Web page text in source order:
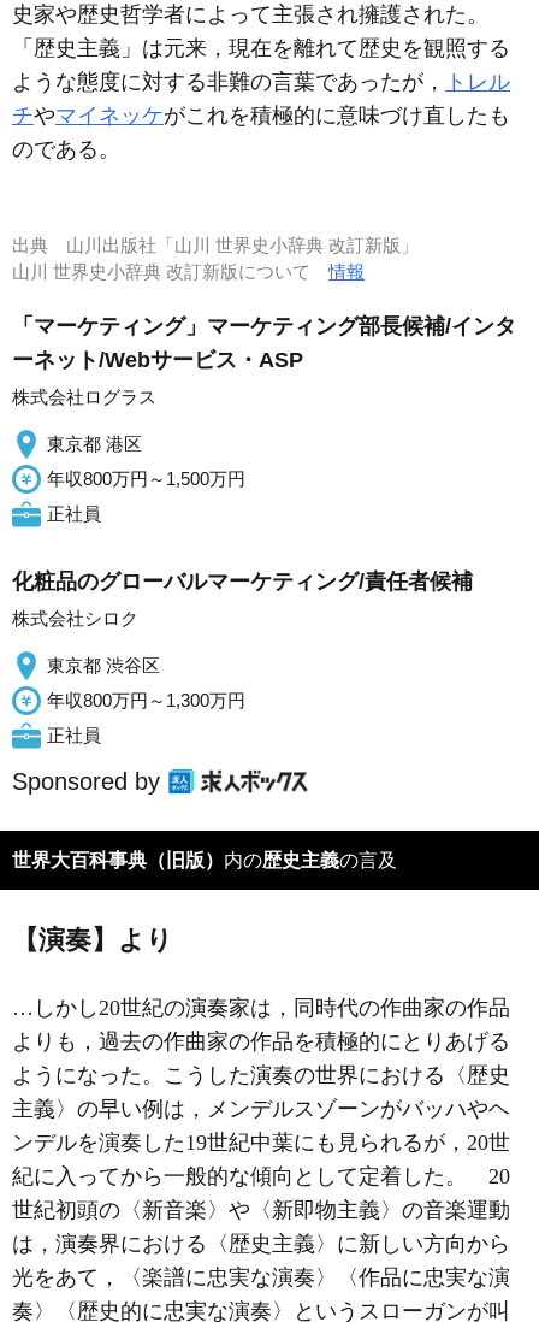
史家や歴史哲学者によって主張され擁護された。
「歴史主義」は元来，現在を離れて歴史を観照する
ような態度に対する非難の言葉であったが，
トレル
チやマイネッケがこれを積極的に意味づけ直したも
のである。
出典 山川出版社「山川 世界史小辞典 改訂新版」
山川 世界史小辞典 改訂新版について情報
「マーケティング」マーケティング部長候補/インタ
ーネット/Webサービス・ASP
株式会社ログラス
東京都 港区
年収800万円～1,500万円
正社員
化粧品のグローバルマーケティング/責任者候補
株式会社シロク
東京都 渋谷区
年収800万円～1,300万円
正社員
Sponsored by
世界大百科事典（旧版） 内の歴史主義の言及
【演奏】より
…しかし20世紀の演奏家は，同時代の作曲家の作品
よりも，過去の作曲家の作品を積極的にとりあげる
ようになった。こうした演奏の世界における〈歴史
主義〉の早い例は，メンデルスゾーンがバッハやヘ
ンデルを演奏した19世紀中葉にも見られるが，20世
紀に入ってから一般的な傾向として定着した。 20
世紀初頭の〈新音楽〉や〈新即物主義〉の音楽運動
は，演奏界における〈歴史主義〉に新しい方向から
光をあて，〈楽譜に忠実な演奏〉〈作品に忠実な演
奏〉〈歴史的に忠実な演奏〉というスローガンが叫